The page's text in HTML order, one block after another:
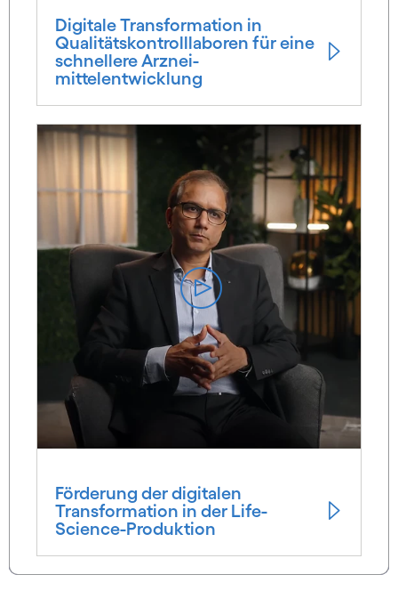
Digitale Trans­formation in
Qualitäts­kontrolllaboren für eine
schnellere Arznei­
mittelentwicklung
Förderung der digitalen
Transformation in der Life-
Science-Produktion